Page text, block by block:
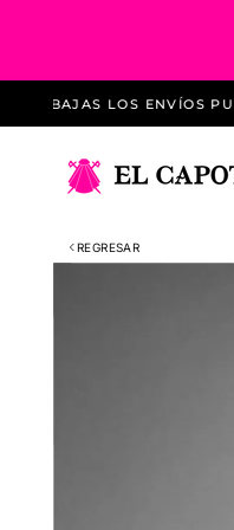
LOS ENVÍOS
REGRESAR